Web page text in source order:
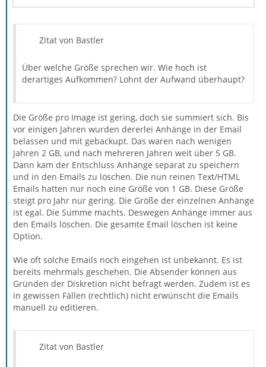
Zitat von Bastler
Über welche Größe sprechen wir. Wie hoch ist
derartiges Aufkommen? Lohnt der Aufwand überhaupt?
Die Größe pro Image ist gering, doch sie summiert sich. Bis
vor einigen Jahren wurden dererlei Anhänge in der Email
belassen und mit gebackupt. Das waren nach wenigen
Jahren 2 GB, und nach mehreren Jahren weit über 5 GB.
Dann kam der Entschluss Anhänge separat zu speichern
und in den Emails zu löschen. Die nun reinen Text/HTML
Emails hatten nur noch eine Größe von 1 GB. Diese Größe
steigt pro Jahr nur gering. Die Größe der einzelnen Anhänge
ist egal. Die Summe machts. Deswegen Anhänge immer aus
den Emails löschen. Die gesamte Email löschen ist keine
Option.
Wie oft solche Emails noch eingehen ist unbekannt. Es ist
bereits mehrmals geschehen. Die Absender können aus
Gründen der Diskretion nicht befragt werden. Zudem ist es
in gewissen Fällen (rechtlich) nicht erwünscht die Emails
manuell zu editieren.
Zitat von Bastler